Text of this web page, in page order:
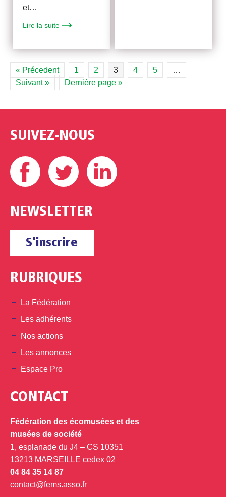
et…
Lire la suite
« Précedent 1 2 3 4 5
…
Suivant »
Dernière page »
SUIVEZ-NOUS
Facebook Twitter
NEWSLETTER
S'inscrire
RUBRIQUES
La Fédération
Les adhérents
Nos actions
Les annonces
Espace Pro
CONTACT
Fédération des écomusées et des
musées de société
1, esplanade du J4 – CS 10351
13213 MARSEILLE cedex 02
04 84 35 14 87
contact@fems.asso.fr